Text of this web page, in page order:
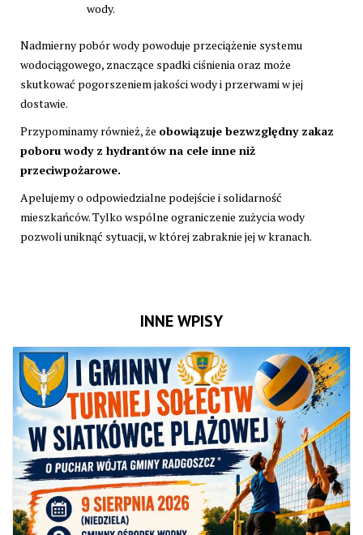
wody.
Nadmierny pobór wody powoduje przeciążenie systemu
wodociągowego, znaczące spadki ciśnienia oraz może
skutkować pogorszeniem jakości wody i przerwami w jej
dostawie.
Przypominamy również, że obowiązuje bezwzględny zakaz
poboru wody z hydrantów na cele inne niż
przeciwpożarowe.
Apelujemy o odpowiedzialne podejście i solidarność
mieszkańców. Tylko wspólne ograniczenie zużycia wody
pozwoli uniknąć sytuacji, w której zabraknie jej w kranach.
INNE WPISY